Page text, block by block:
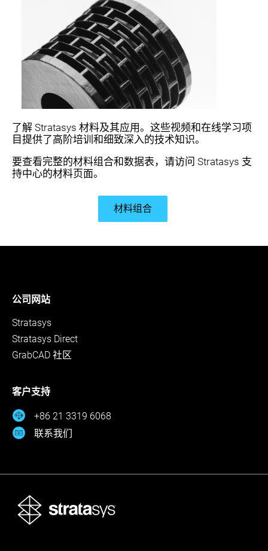
了解 Stratasys 材料及其应用。这些视频和在线学习项
目提供了高阶培训和细致深入的技术知识。
要查看完整的材料组合和数据表，请访问 Stratasys 支
持中心的材料页面。
材料组合
公司网站
Stratasys
Stratasys Direct
GrabCAD 社区
客户支持
+86 21 3319 6068
联系我们